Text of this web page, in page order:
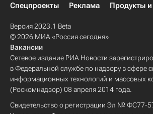
Спецпроекты
Реклама Продукты
Версия 2023.1 Beta
© 2026 МИА «Россия сегодня»
Вакансии
Сетевое издание РИА Новости
в Федеральной службе по надзору в сфере
информационных технологий и массовых
(Роскомнадзор) 08 апреля 2014 года.
Свидетельство о регистрации Эл № ФС77-